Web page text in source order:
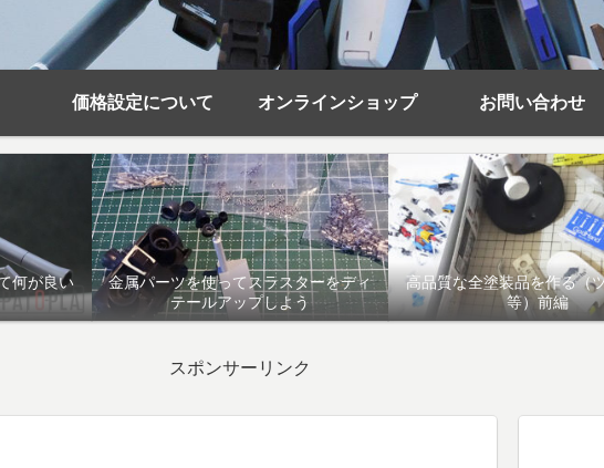
価格設定について オンラインショップ お問い合わせ
何が良い
金属パーツを使ってスラスターをディ
テールアップしよう
高品質な全塗装品を作る（
等）前編
スポンサーリンク